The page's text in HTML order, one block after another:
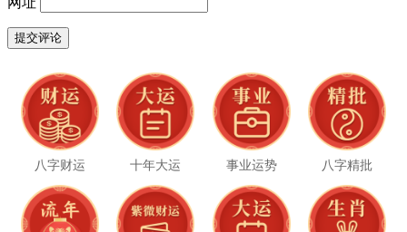
八字财运 十年大运 事业运势 八字精批